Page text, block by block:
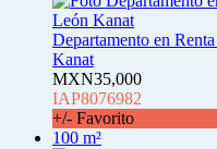
Departamento en
Kanat
MXN35,000
IAP8076982
+/- Favorito
100 m²